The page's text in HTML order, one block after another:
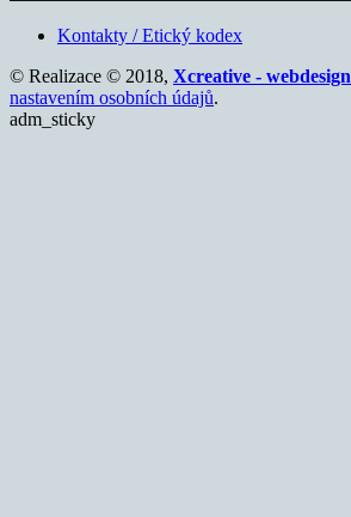
Kontakty / Etický kodex
© Realizace © 2018, Xcreative - webdesign
nastavením osobních údajů.
adm_sticky